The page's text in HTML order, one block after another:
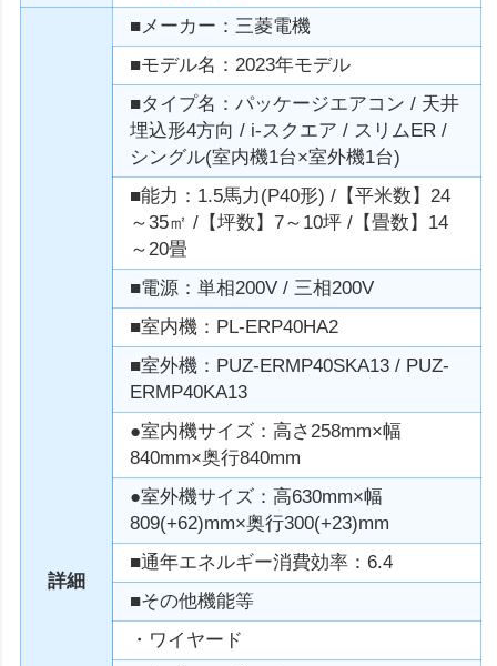
詳細
■メーカー：三菱電機
■モデル名：2023年モデル
■タイプ名：パッケージエアコン / 天井
埋込形4方向 / i-スクエア / スリムER /
シングル(室内機1台×室外機1台)
■能力：1.5馬力(P40形) /【平米数】24
～35㎡ /【坪数】7～10坪 /【畳数】14
～20畳
■電源：単相200V / 三相200V
■室内機：PL-ERP40HA2
■室外機：PUZ-ERMP40SKA13 / PUZ-
ERMP40KA13
●室内機サイズ：高さ258mm×幅
840mm×奥行840mm
●室外機サイズ：高630mm×幅
809(+62)mm×奥行300(+23)mm
■通年エネルギー消費効率：6.4
■その他機能等
・ワイヤード